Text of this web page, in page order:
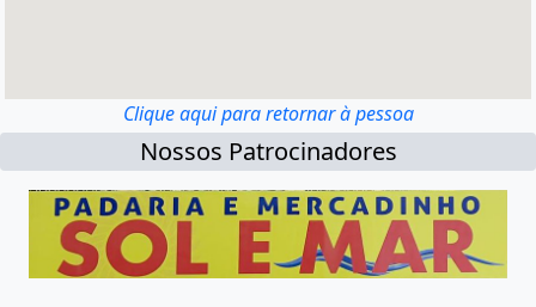
Clique aqui para retornar à pessoa
Nossos Patrocinadores